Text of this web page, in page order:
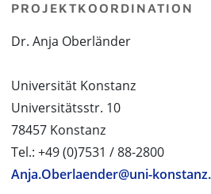
PROJEKTKOORDINATION
Dr. Anja Oberländer
Universität Konstanz
Universitätsstr. 10
78457 Konstanz
Tel.: +49 (0)7531 / 88-2800
Anja.Oberlaender@uni-